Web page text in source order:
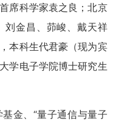
席科学家袁之良；北京
刘金昌、茆峻、戴天祥
本科生代君豪（现为宾
学电子学院博士研究生
金、“量子通信与量子